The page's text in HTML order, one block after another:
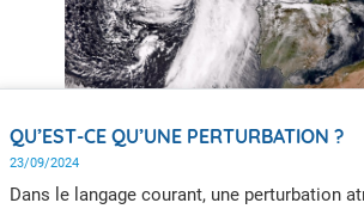
QU’EST-CE QU’UNE PERTURBATION ?
23/09/2024
Dans le langage courant, une perturbation